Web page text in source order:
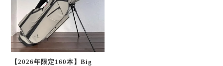
【2026年限定160本】Big